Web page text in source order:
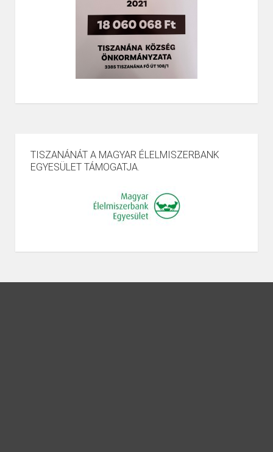
TISZANÁNÁT A MAGYAR ÉLELMISZERBANK
EGYESÜLET TÁMOGATJA.